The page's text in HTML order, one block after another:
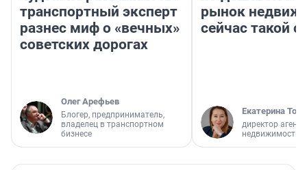
транспортный эксперт
разнес миф о «вечных»
советских дорогах
Олег Арефьев
Блогер, предприниматель,
владелец в транспортном
бизнесе
рынок
сейчас такой
Екатерина
директор
недвижимости